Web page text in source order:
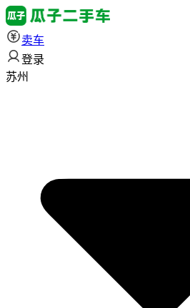
卖车
登录
苏州